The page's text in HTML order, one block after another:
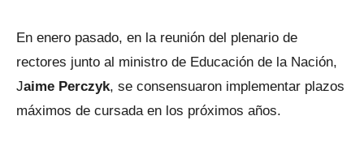
En enero pasado, en la reunión del plenario de
rectores junto al ministro de Educación de la Nación,
Jaime Perczyk, se consensuaron implementar plazos
máximos de cursada en los próximos años.